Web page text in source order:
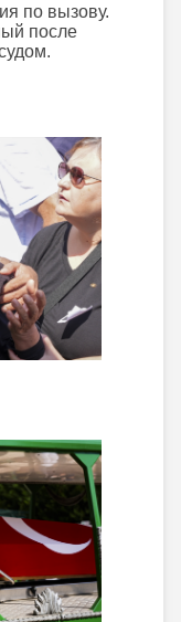
по вызову.
после